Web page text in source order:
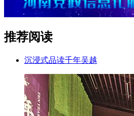
推荐阅读
沉浸式品读千年吴越